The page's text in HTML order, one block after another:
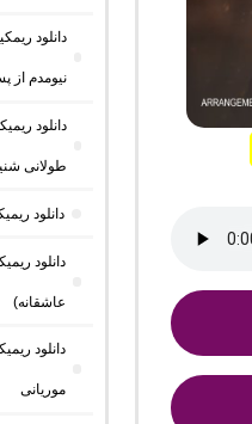
دانلود
نیومدم از
طولانی
دانلود ریمیکس
عاشقانه)
موریانی